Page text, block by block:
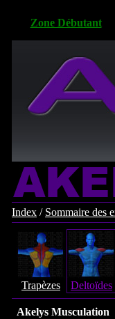
Zone Débutant
Index / Sommaire des
Trapèzes Deltoïdes
Akelys Musculation